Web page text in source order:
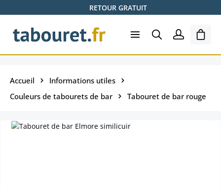
Passer au contenu principalRETOUR GRATUIT
Le
Accueil
Informations utiles
Couleurs de tabourets de bar
Tabouret de bar rouge